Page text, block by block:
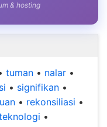
& hosting
tuman • nalar •
• signifikan •
• rekonsiliasi •
•